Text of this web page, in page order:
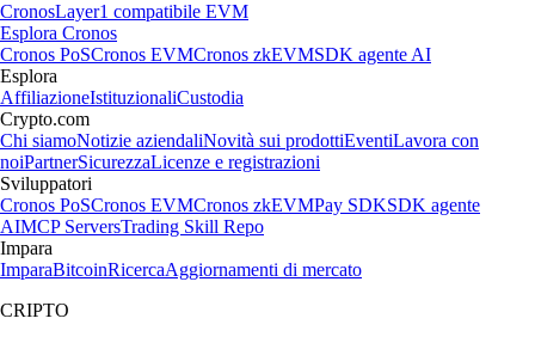
CronosLayer1 compatibile EVM
Esplora Cronos
Cronos PoSCronos EVMCronos zkEVMSDK agente AI
Esplora
AffiliazioneIstituzionaliCustodia
Crypto.com
Chi siamoNotizie aziendaliNovità sui prodottiEventiLavora con
noiPartnerSicurezzaLicenze e registrazioni
Sviluppatori
Cronos PoSCronos EVMCronos zkEVMPay SDKSDK agente
AIMCP ServersTrading Skill Repo
Impara
ImparaBitcoinRicercaAggiornamenti di mercato
CRIPTO